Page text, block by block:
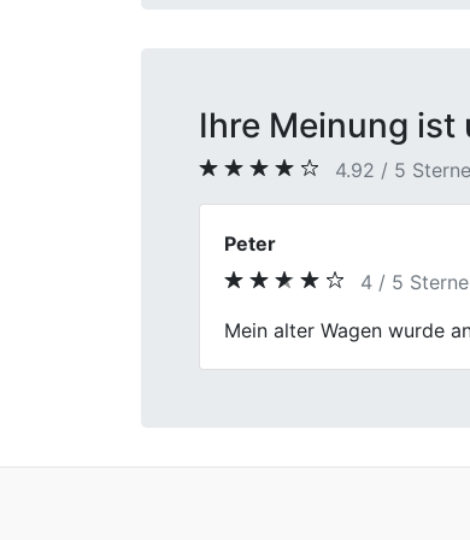
Ihre Meinung ist
4.92 / 5
Herr Freitag
5 / 5 Sterne
Daumen hoch! First Car